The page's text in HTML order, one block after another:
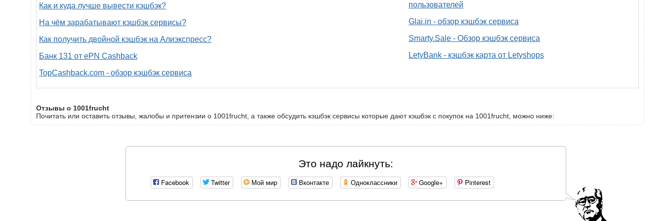
Как и куда лучше вывести кэшбэк?
На чём зарабатывают кэшбэк сервисы?
Как получить двойной кэшбэк на Алиэкспресс?
Банк 131 от ePN Cashback
TopCashback.com - обзор кэшбэк сервиса
пользователей
Glai.in - обзор кэшбэк сервиса
Smarty.Sale - Обзор кэшбэк сервиса
LetyBank - кэшбэк карта от Letyshops
Отзывы о 1001frucht
Почитать или оставить отзывы, жалобы и притензии о 1001frucht, а также обсудить кэшбэк сервисы которые дают кэшбэк с покупок на 1001frucht, можно ниже:
Это надо лайкнуть:
Facebook Twitter Мой мир Вконтакте Одноклассники Google+ Pinterest